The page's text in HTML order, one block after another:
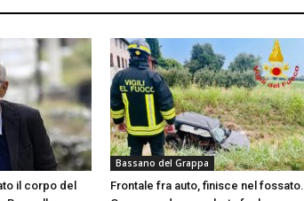
il corpo del
Bassano del Grappa
Frontale fra auto, finisce nel fossato.